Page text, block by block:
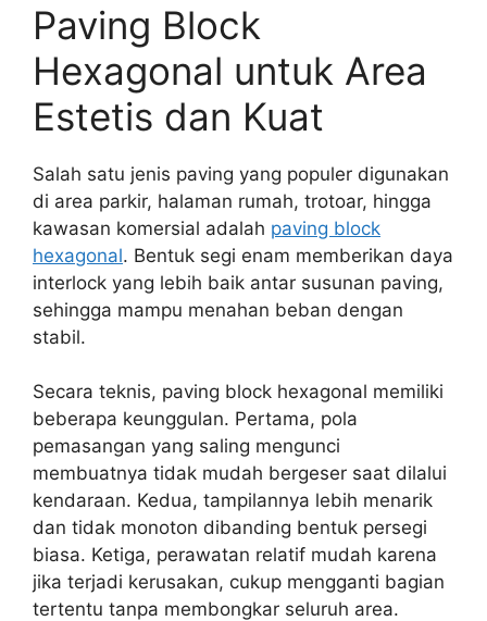
Paving Block
Hexagonal untuk Area
Estetis dan Kuat
Salah satu jenis paving yang populer digunakan
di area parkir, halaman rumah, trotoar, hingga
kawasan komersial adalah paving block
hexagonal. Bentuk segi enam memberikan daya
interlock yang lebih baik antar susunan paving,
sehingga mampu menahan beban dengan
stabil.
Secara teknis, paving block hexagonal memiliki
beberapa keunggulan. Pertama, pola
pemasangan yang saling mengunci
membuatnya tidak mudah bergeser saat dilalui
kendaraan. Kedua, tampilannya lebih menarik
dan tidak monoton dibanding bentuk persegi
biasa. Ketiga, perawatan relatif mudah karena
jika terjadi kerusakan, cukup mengganti bagian
tertentu tanpa membongkar seluruh area.